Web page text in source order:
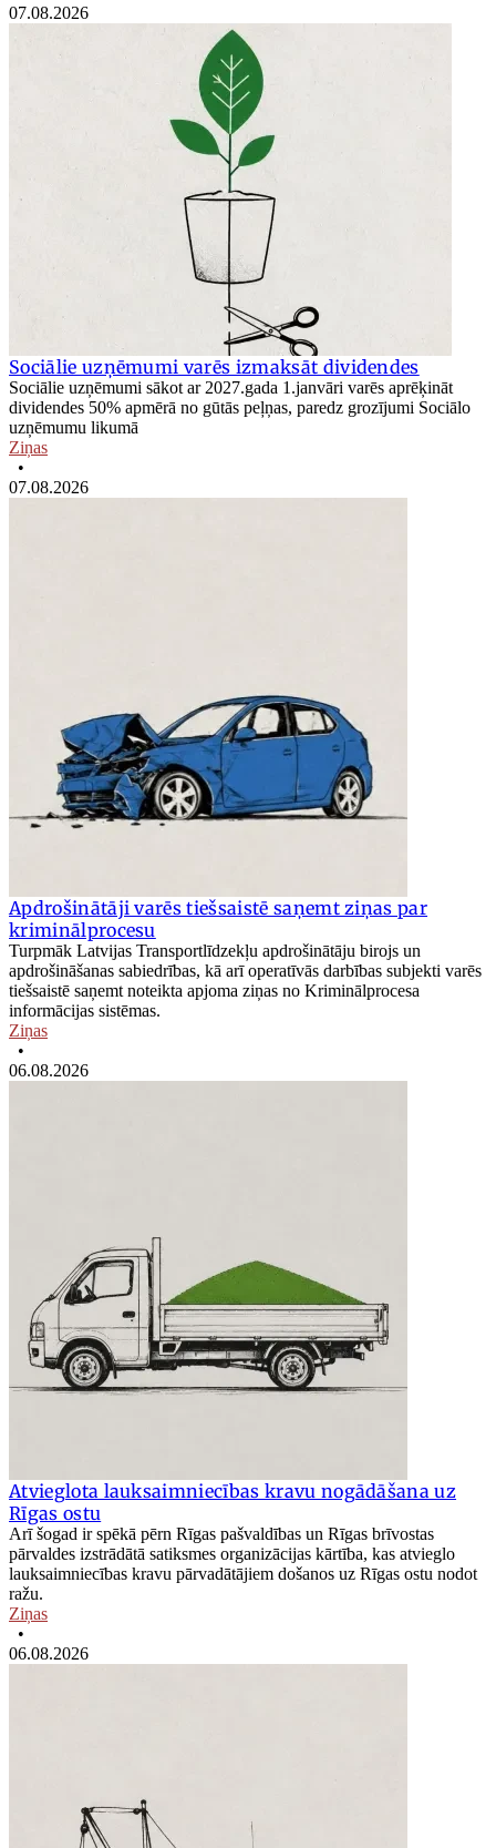
07.08.2026
Sociālie uzņēmumi varēs izmaksāt dividendes
Sociālie uzņēmumi sākot ar 2027.gada 1.janvāri varēs aprēķināt
dividendes 50% apmērā no gūtās peļņas, paredz grozījumi Sociālo
uzņēmumu likumā
Ziņas
•
07.08.2026
Apdrošinātāji varēs tiešsaistē saņemt ziņas par
kriminālprocesu
Turpmāk Latvijas Transportlīdzekļu apdrošinātāju birojs un
apdrošināšanas sabiedrības, kā arī operatīvās darbības subjekti varēs
tiešsaistē saņemt noteikta apjoma ziņas no Kriminālprocesa
informācijas sistēmas.
Ziņas
•
06.08.2026
Atvieglota lauksaimniecības kravu nogādāšana uz
Rīgas ostu
Arī šogad ir spēkā pērn Rīgas pašvaldības un Rīgas brīvostas
pārvaldes izstrādātā satiksmes organizācijas kārtība, kas atvieglo
lauksaimniecības kravu pārvadātājiem došanos uz Rīgas ostu nodot
ražu.
Ziņas
•
06.08.2026